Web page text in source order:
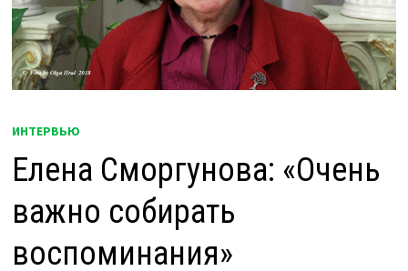
ИНТЕРВЬЮ
Елена Сморгунова: «Очень
важно собирать
воспоминания»